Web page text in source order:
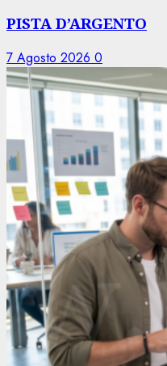
PISTA D’ARGENTO
7 Agosto 2026 0